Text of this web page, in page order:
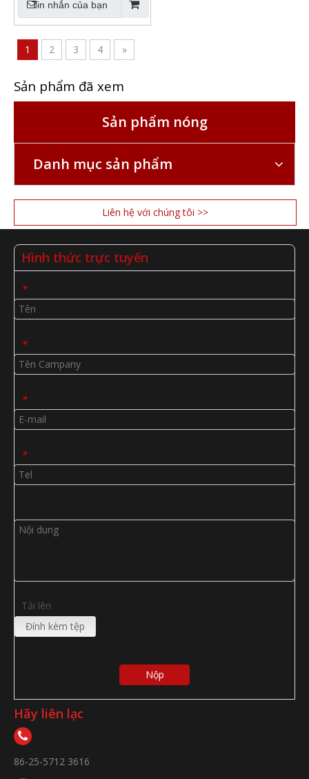
Tin nhắn của bạn
1 2 3 4 »
Sản phẩm đã xem
Sản phẩm nóng
Danh mục sản phẩm
Liên hệ với chúng tôi >>
Hình thức trực tuyến
*
*
*
*
Tải lên
Đính kèm tệp
Nộp
Hãy liên lạc
86-25-5712 3616